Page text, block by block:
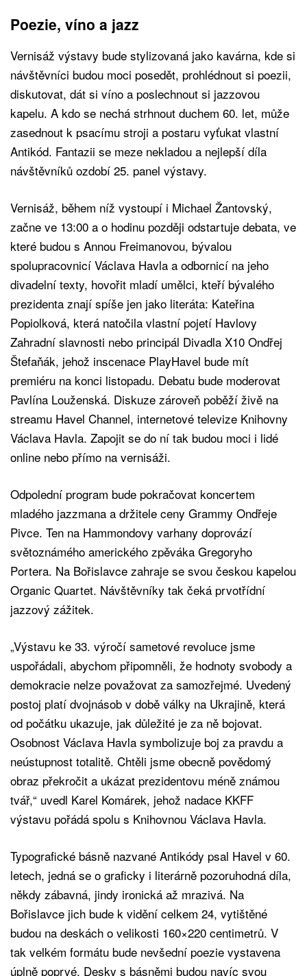
Poezie, víno a jazz
Vernisáž výstavy bude stylizovaná jako kavárna, kde si
návštěvníci budou moci posedět, prohlédnout si poezii,
diskutovat, dát si víno a poslechnout si jazzovou
kapelu. A kdo se nechá strhnout duchem 60. let, může
zasednout k psacímu stroji a postaru vyťukat vlastní
Antikód. Fantazii se meze nekladou a nejlepší díla
návštěvníků ozdobí 25. panel výstavy.
Vernisáž, během níž vystoupí i Michael Žantovský,
začne ve 13:00 a o hodinu později odstartuje debata, ve
které budou s Annou Freimanovou, bývalou
spolupracovnicí Václava Havla a odbornicí na jeho
divadelní texty, hovořit mladí umělci, kteří bývalého
prezidenta znají spíše jen jako literáta: Kateřina
Popiolková, která natočila vlastní pojetí Havlovy
Zahradní slavnosti nebo principál Divadla X10 Ondřej
Štefaňák, jehož inscenace PlayHavel bude mít
premiéru na konci listopadu. Debatu bude moderovat
Pavlína Louženská. Diskuze zároveň poběží živě na
streamu Havel Channel, internetové televize Knihovny
Václava Havla. Zapojit se do ní tak budou moci i lidé
online nebo přímo na vernisáži.
Odpolední program bude pokračovat koncertem
mladého jazzmana a držitele ceny Grammy Ondřeje
Pivce. Ten na Hammondovy varhany doprovází
světoznámého amerického zpěváka Gregoryho
Portera. Na Bořislavce zahraje se svou českou kapelou
Organic Quartet. Návštěvníky tak čeká prvotřídní
jazzový zážitek.
„Výstavu ke 33. výročí sametové revoluce jsme
uspořádali, abychom připomněli, že hodnoty svobody a
demokracie nelze považovat za samozřejmé. Uvedený
postoj platí dvojnásob v době války na Ukrajině, která
od počátku ukazuje, jak důležité je za ně bojovat.
Osobnost Václava Havla symbolizuje boj za pravdu a
neústupnost totalitě. Chtěli jsme obecně povědomý
obraz překročit a ukázat prezidentovu méně známou
tvář,“ uvedl Karel Komárek, jehož nadace KKFF
výstavu pořádá spolu s Knihovnou Václava Havla.
Typografické básně nazvané Antikódy psal Havel v 60.
letech, jedná se o graficky i literárně pozoruhodná díla,
někdy zábavná, jindy ironická až mrazivá. Na
Bořislavce jich bude k vidění celkem 24, vytištěné
budou na deskách o velikosti 160×220 centimetrů. V
tak velkém formátu bude nevšední poezie vystavena
úplně poprvé. Desky s básněmi budou navíc svou